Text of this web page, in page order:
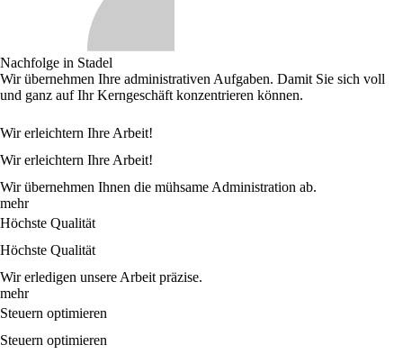
Nachfolge in Stadel
Wir übernehmen Ihre administrativen Aufgaben. Damit Sie sich voll
und ganz auf Ihr Kerngeschäft konzentrieren können.
Wir erleichtern Ihre Arbeit!
Wir erleichtern Ihre Arbeit!
Wir übernehmen Ihnen die mühsame Administration ab.
mehr
Höchste Qualität
Höchste Qualität
Wir erledigen unsere Arbeit präzise.
mehr
Steuern optimieren
Steuern optimieren